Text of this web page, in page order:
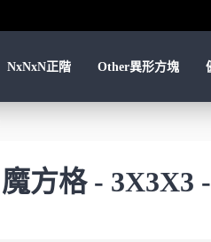
NxNxN正階 Other異形方塊
魔方格 - 3X3X3